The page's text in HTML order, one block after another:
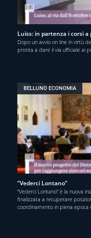
Luiss: in partenza i corsi a
Dopo un avvio on line in virtù
pronta a dare il via ufficiale ai
BELLUNO ECONOMIA
“Vederci Lontano”
“Vederci Lontano” è la nuova
finalizzata a recuperare
coordinamento in piena epoca